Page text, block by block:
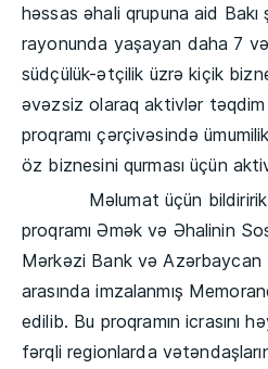
həssas əhali qrupuna aid
rayonunda yaşayan daha 7
südçülük-ətçilik üzrə kiçik
əvəzsiz olaraq aktivlər təqdim
proqramı çərçivəsində
öz biznesini qurması üçün
Məlumat üçün bildiririk
proqramı Əmək və Əhalinin
Mərkəzi Bank və Azərbaycan
arasında imzalanmış
edilib. Bu proqramın icrasını
fərqli regionlarda